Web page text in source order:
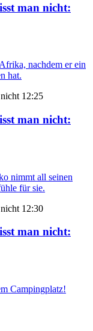
man nicht:
nachdem er ein
hat.
12:25
man nicht:
nimmt all seinen
für sie.
12:30
man nicht:
Campingplatz!